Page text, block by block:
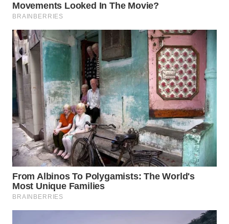
WAHANA
WAHANANEWS
ID
WAHANANEWS
CO ID
WAHANANEWS
NET
WAHANA
SPORT